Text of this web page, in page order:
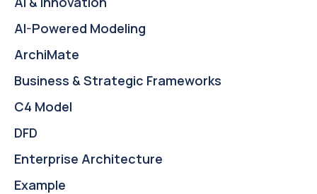
性，開發人員無法明確知道預期的轉換內容。 識別分解問
題 過度抽象： 流程標籤描述的是目標而非動作（例如「處
漏輸入/輸出：
AI-Powered Modeling
ArchiMate
Business & Strategic Frameworks
C4 Model
DFD
Enterprise Architecture
Example